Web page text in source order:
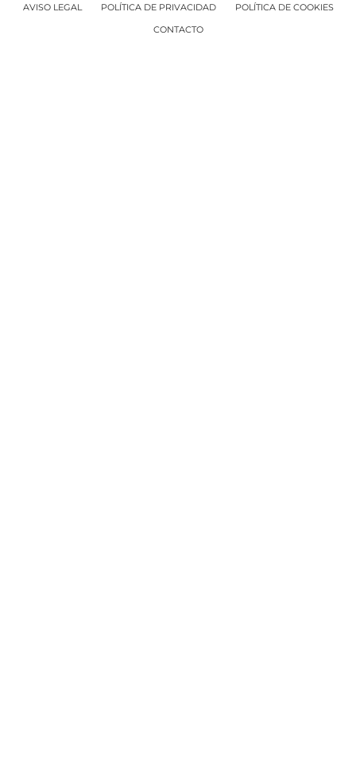
AVISO LEGAL POLÍTICA DE PRIVACIDAD
POLÍTICA DE COOKIES
CONTACTO